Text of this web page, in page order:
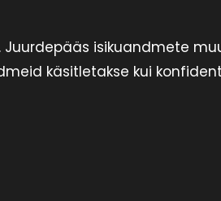
isikuandmete
käsitletakse kui